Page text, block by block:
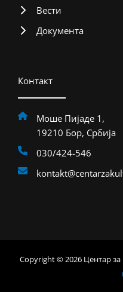
Вести
Документа
Контакт
Моше Пијаде 1,
19210 Бор, Србија
030/424-546
Copyright © 2026 Центар за